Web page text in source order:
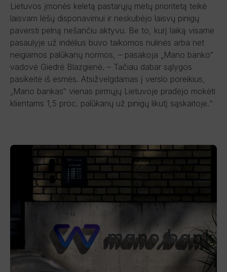
Lietuvos įmonės keletą pastarųjų metų prioritetą teikė
laisvam lėšų disponavimui ir neskubėjo laisvų pinigų
paversti pelną nešančiu aktyvu. Be to, kurį laiką visame
pasaulyje už indėlius buvo taikomos nulinės arba net
neigiamos palūkanų normos, – pasakoja „Mano banko“
vadovė Giedrė Blazgienė. – Tačiau dabar sąlygos
pasikeitė iš esmės. Atsižvelgdamas į verslo poreikius,
„Mano bankas“ vienas pirmųjų Lietuvoje pradėjo mokėti
klientams 1,5 proc. palūkanų už pinigų likutį sąskaitoje.“